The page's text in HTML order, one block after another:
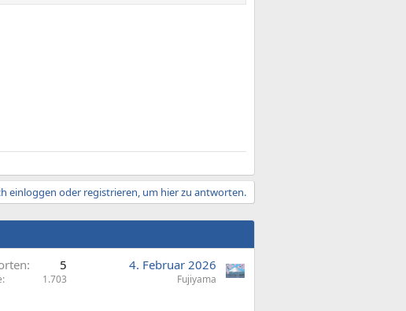
einloggen oder registrieren, um hier zu antworten.
5
1.703
4. Februar 2026
Fujiyama